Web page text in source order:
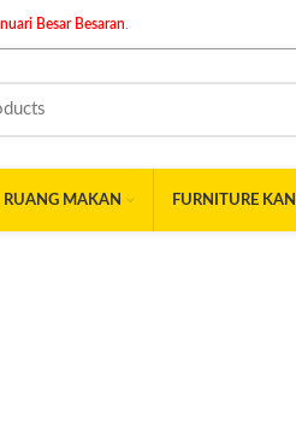
Besar Besaran
RUANG MAKAN FURNITURE